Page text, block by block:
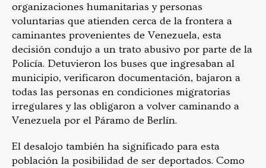
organizaciones humanitarias y personas
voluntarias que atienden cerca de la frontera a
caminantes provenientes de Venezuela, esta
decisión condujo a un trato abusivo por parte de la
Policía. Detuvieron los buses que ingresaban al
municipio, verificaron documentación, bajaron a
todas las personas en condiciones migratorias
irregulares y las obligaron a volver caminando a
Venezuela por el Páramo de Berlín.
El desalojo también ha significado para esta
población la posibilidad de ser deportados. Como